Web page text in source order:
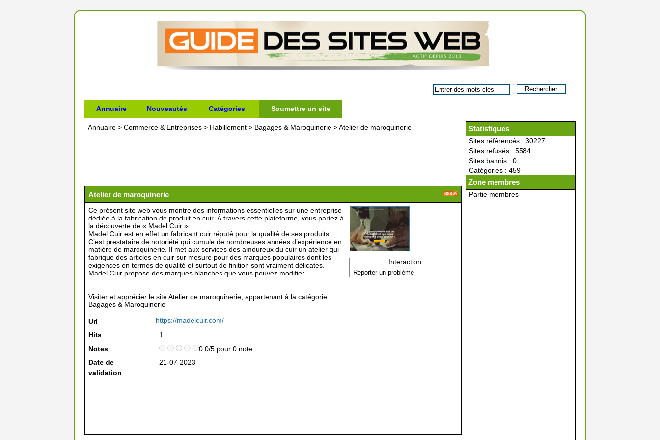
Annuaire Nouveautés Catégories Soumettre un site
Statistiques
Sites référencés : 30227
Sites refusés : 5584
Sites bannis : 0
Catégories : 459
Zone membres
Partie membres
Annuaire > Commerce & Entreprises > Habillement > Bagages & Maroquinerie >Atelier de maroquinerie
Atelier de maroquinerie
Ce présent site web vous montre des informations essentielles sur une entreprise
dédiée à la fabrication de produit en cuir. À travers cette plateforme, vous partez à
la découverte de « Madel Cuir ».
Madel Cuir est en effet un fabricant cuir réputé pour la qualité de ses produits.
C’est prestataire de notoriété qui cumule de nombreuses années d’expérience en
matière de maroquinerie. Il met aux services des amoureux du cuir un atelier qui
fabrique des articles en cuir sur mesure pour des marques populaires dont les
exigences en termes de qualité et surtout de finition sont vraiment délicates.
Madel Cuir propose des marques blanches que vous pouvez modifier.
Visiter et apprécier le site Atelier de maroquinerie, appartenant à la catégorie
Bagages & Maroquinerie
Url
https://madelcuir.com/
Hits
1
Notes
0.0/5 pour 0 note
Date de
validation
21-07-2023
Interaction
Reporter un problème